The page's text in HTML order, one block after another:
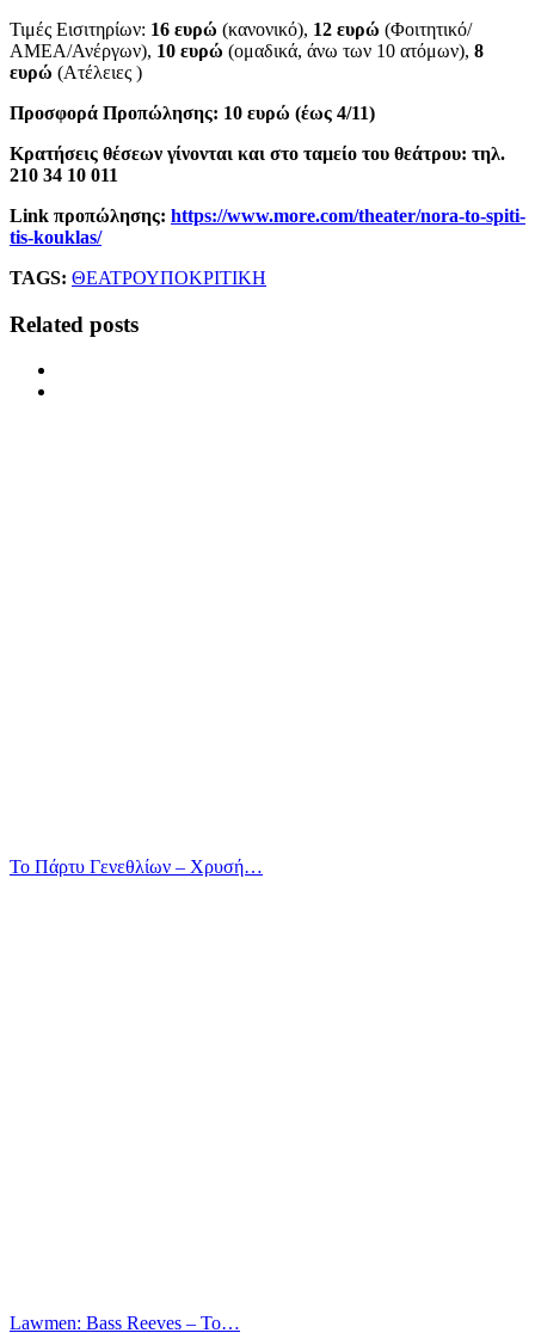
Τιμές Εισιτηρίων: 16 ευρώ (κανονικό), 12 ευρώ (Φοιτητικό/
ΑΜΕΑ/Ανέργων), 10 ευρώ (ομαδικά, άνω των 10 ατόμων), 8
ευρώ (Ατέλειες )
Προσφορά Προπώλησης: 10 ευρώ (έως 4/11)
Κρατήσεις θέσεων γίνονται και στο ταμείο του θεάτρου: τηλ.
210 34 10 011
Link προπώλησης: https://www.more.com/theater/nora-to-spiti-
tis-kouklas/
TAGS: ΘΕΑΤΡΟΥΠΟΚΡΙΤΙΚΗ
Related posts
Το Πάρτυ Γενεθλίων – Χρυσή…
Lawmen: Bass Reeves – Το…